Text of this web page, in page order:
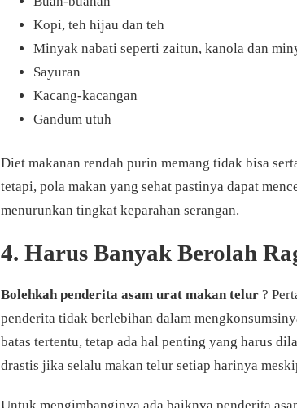
Kopi, teh hijau dan teh
Minyak nabati seperti zaitun, kanola dan
Sayuran
Kacang-kacangan
Gandum utuh
Diet makanan rendah purin memang tidak bisa
tetapi, pola makan yang sehat pastinya dapat
menurunkan tingkat keparahan serangan.
4. Harus Banyak Berolah
Bolehkah penderita asam urat makan telur ?
penderita tidak berlebihan dalam
batas tertentu, tetap ada hal penting yang harus
drastis jika selalu makan telur setiap harinya